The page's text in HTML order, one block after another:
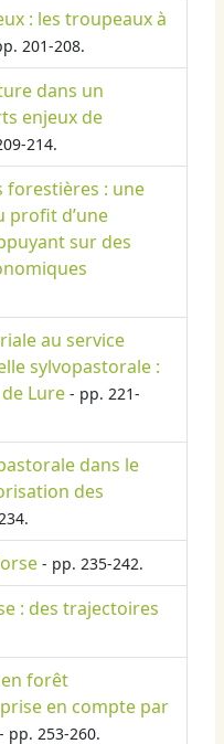
: les troupeaux à
201-208.
dans un
enjeux de
214.
forestières : une
profit d’une
sur des
au service
sylvopastorale :
Lure - pp. 221-
dans le
des
- pp. 235-242.
: des trajectoires
en forêt
en compte par
- pp. 253-260.